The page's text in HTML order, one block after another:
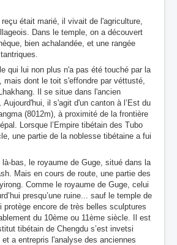
reçu était marié, il vivait de l'agriculture,
Dans le temple, on a découvert
bien achalandée, et une rangée
qui lui non plus n'a pas été touché par la
mais dont le toit s'effondre par véttusté,
Il se situe dans l'ancien
Aujourd'hui, il s'agit d'un canton à l’Est du
(8012m), à proximité de la frontière
Lorsque l’Empire tibétain des Tubo
une partie de la noblesse tibétaine a fui
bas, le royaume de Guge, situé dans la
Mais en cours de route, une partie des
Comme le royaume de Guge, celui
presqu’une ruine... sauf le temple de
protège encore de très belles sculptures
du 10ème ou 11ème siècle. Il est
tibétain de Chengdu s’est invetsi
a entrepris l'analyse des anciennes